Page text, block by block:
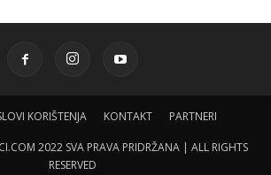
KORIŠTENJA KONTAKT PARTNERI
2022 SVA PRAVA PRIDRŽANA | ALL RIGHTS
RESERVED